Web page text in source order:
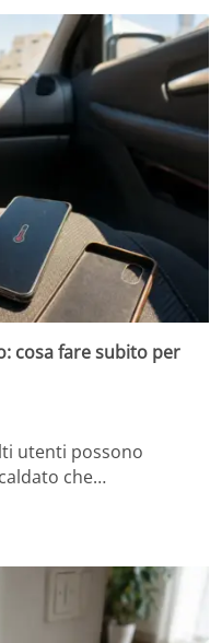
cosa fare subito per
utenti possono
che…